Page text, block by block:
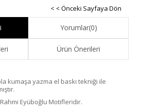
< < Önceki Sayfaya Dön
Yorumlar(0)
Ürün Önerileri
kumaşa yazma el baskı tekniği ile
Eyüboğlu Motifleridir.